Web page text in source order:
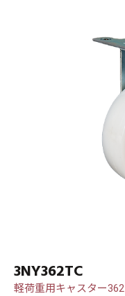
3NY362TC
軽荷重用キャスター362